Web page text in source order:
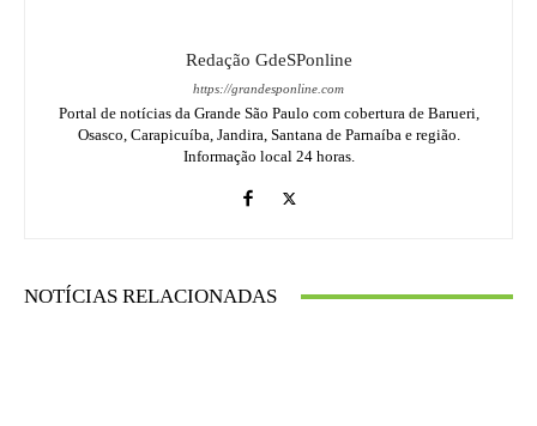
Redação GdeSPonline
https://grandesponline.com
Portal de notícias da Grande São Paulo com cobertura de Barueri,
Osasco, Carapicuíba, Jandira, Santana de Parnaíba e região.
Informação local 24 horas.
NOTÍCIAS RELACIONADAS